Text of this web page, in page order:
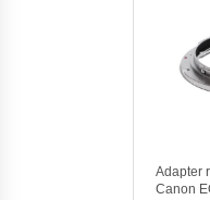
Adapter
Canon